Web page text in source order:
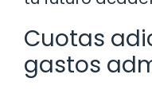
Cuotas
gastos